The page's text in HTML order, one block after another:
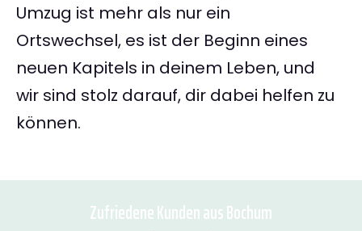
Umzug ist mehr als nur ein
Ortswechsel, es ist der Beginn eines
neuen Kapitels in deinem Leben, und
wir sind stolz darauf, dir dabei helfen zu
können.
Zufriedene Kunden aus Bochum